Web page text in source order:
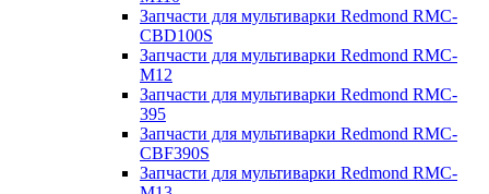
Запчасти для мультиварки Redmond RMC-
CBD100S
Запчасти для мультиварки Redmond RMC-
M12
Запчасти для мультиварки Redmond RMC-
395
Запчасти для мультиварки Redmond RMC-
CBF390S
Запчасти для мультиварки Redmond RMC-